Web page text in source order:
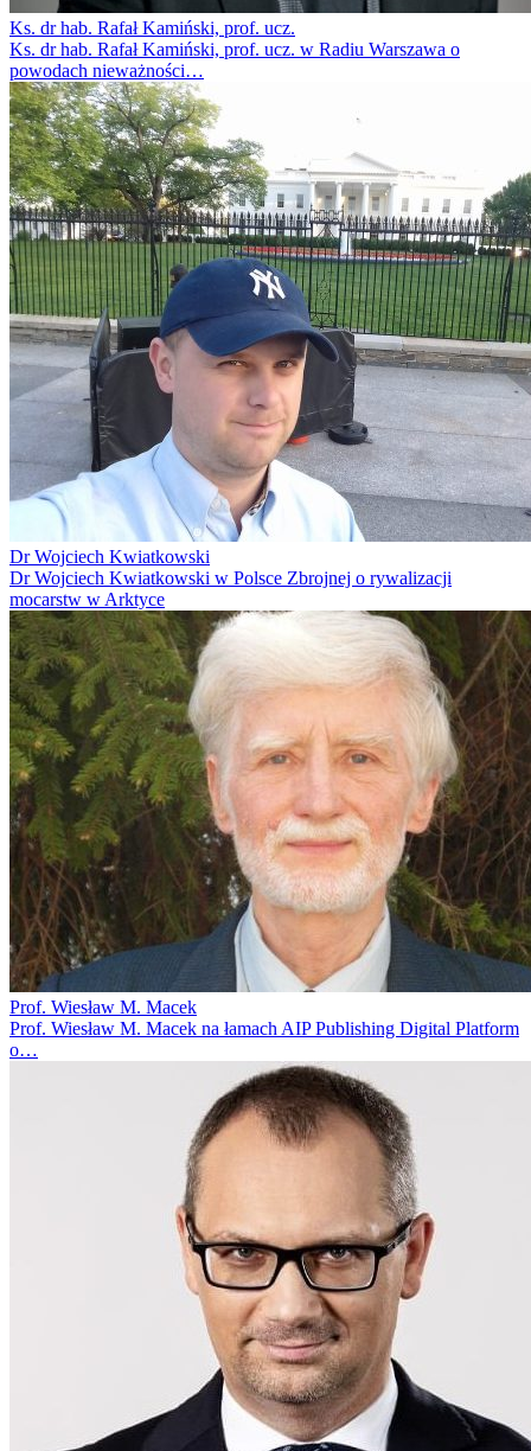
Ks. dr hab. Rafał Kamiński, prof. ucz.
Ks. dr hab. Rafał Kamiński, prof. ucz. w Radiu Warszawa o
powodach nieważności…
Dr Wojciech Kwiatkowski
Dr Wojciech Kwiatkowski w Polsce Zbrojnej o rywalizacji
mocarstw w Arktyce
Prof. Wiesław M. Macek
Prof. Wiesław M. Macek na łamach AIP Publishing Digital Platform
o…